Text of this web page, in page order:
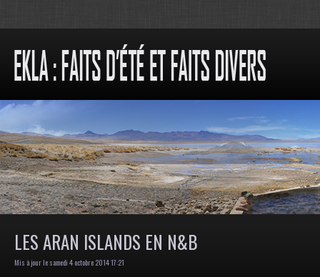
LES ARAN ISLANDS EN N&B
Mis à jour le samedi 4 octobre 2014 17:21